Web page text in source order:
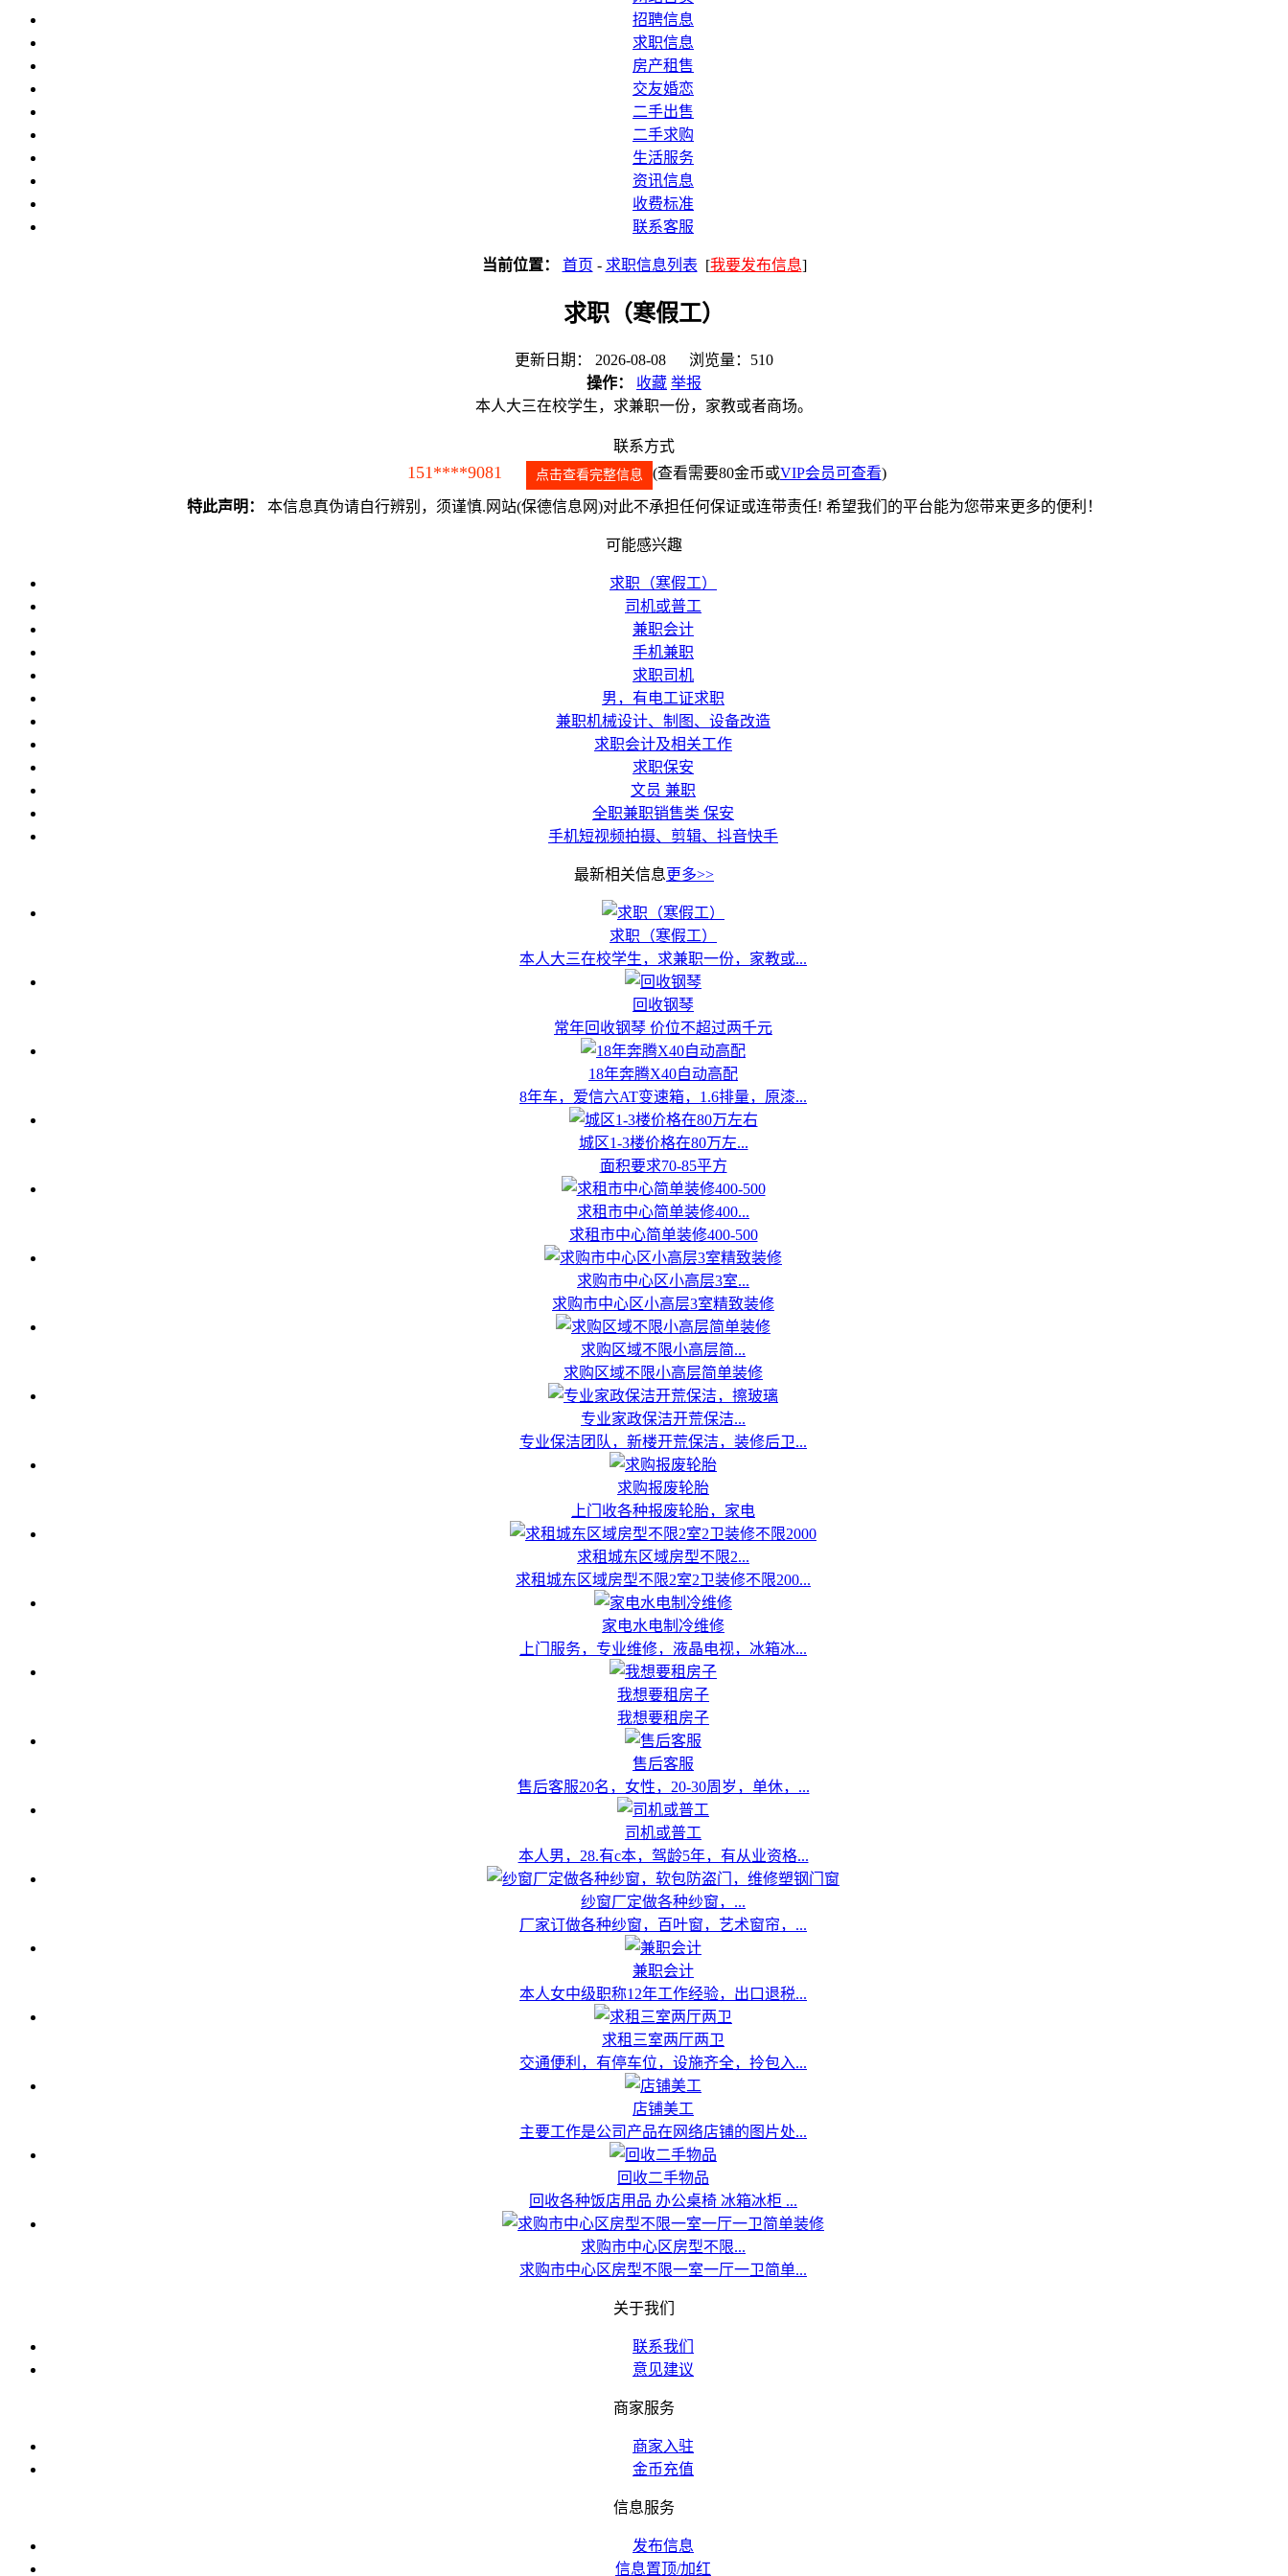
招聘信息
求职信息
房产租售
交友婚恋
二手出售
二手求购
生活服务
资讯信息
收费标准
联系客服
当前位置： 首页 - 求职信息列表 [我要发布信息]
求职（寒假工）
更新日期： 2026-08-08 浏览量：510
操作：
收藏 举报
本人大三在校学生，求兼职一份，家教或者商场。
联系方式
151****9081 点击查看完整信息 (查看需要80金币或VIP会员可查看)
特此声明： 本信息真伪请自行辨别，须谨慎.网站(保德信息网)对此不承担任何保证或连带责任! 希望我们的平台能为您带来更多的便利！
可能感兴趣
求职（寒假工）
司机或普工
兼职会计
手机兼职
求职司机
男，有电工证求职
兼职机械设计、制图、设备改造
求职会计及相关工作
求职保安
文员 兼职
全职兼职销售类 保安
手机短视频拍摄、剪辑、抖音快手
最新相关信息更多>>
求职（寒假工）
本人大三在校学生，求兼职一份，家教或...
回收钢琴
常年回收钢琴 价位不超过两千元
18年奔腾X40自动高配
8年车，爱信六AT变速箱，1.6排量，原漆...
城区1-3楼价格在80万左...
面积要求70-85平方
求租市中心简单装修400...
求租市中心简单装修400-500
求购市中心区小高层3室...
求购市中心区小高层3室精致装修
求购区域不限小高层简...
求购区域不限小高层简单装修
专业家政保洁开荒保洁...
专业保洁团队，新楼开荒保洁，装修后卫...
求购报废轮胎
上门收各种报废轮胎，家电
求租城东区域房型不限2...
求租城东区域房型不限2室2卫装修不限200...
家电水电制冷维修
上门服务，专业维修，液晶电视，冰箱冰...
我想要租房子
我想要租房子
售后客服
售后客服20名，女性，20-30周岁，单休，...
司机或普工
本人男，28.有c本，驾龄5年，有从业资格...
纱窗厂定做各种纱窗，...
厂家订做各种纱窗，百叶窗，艺术窗帘，...
兼职会计
本人女中级职称12年工作经验，出口退税...
求租三室两厅两卫
交通便利，有停车位，设施齐全，拎包入...
店铺美工
主要工作是公司产品在网络店铺的图片处...
回收二手物品
回收各种饭店用品 办公桌椅 冰箱冰柜 ...
求购市中心区房型不限...
求购市中心区房型不限一室一厅一卫简单...
关于我们
联系我们
意见建议
商家服务
商家入驻
金币充值
信息服务
发布信息
信息置顶/加红